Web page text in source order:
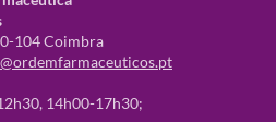
104 Coimbra
14h00-17h30;